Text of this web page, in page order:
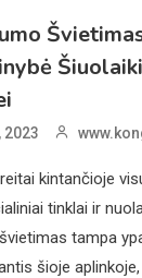
2023
kintančioje
tinklai ir
tampa
šioje